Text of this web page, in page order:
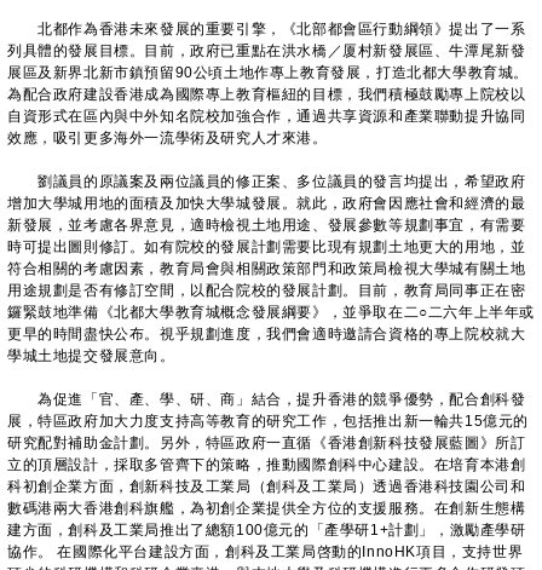
北都作為香港未來發展的重要引擎，《北部都會區行動綱領》提出了一系
列具體的發展目標。目前，政府已重點在洪水橋／厦村新發展區、牛潭尾新發
展區及新界北新市鎮預留90公頃土地作專上教育發展，打造北都大學教育城。
為配合政府建設香港成為國際專上教育樞紐的目標，我們積極鼓勵專上院校以
自資形式在區內與中外知名院校加強合作，通過共享資源和產業聯動提升協同
效應，吸引更多海外一流學術及研究人才來港。
劉議員的原議案及兩位議員的修正案、多位議員的發言均提出，希望政府
增加大學城用地的面積及加快大學城發展。就此，政府會因應社會和經濟的最
新發展，並考慮各界意見，適時檢視土地用途、發展參數等規劃事宜，有需要
時可提出圖則修訂。如有院校的發展計劃需要比現有規劃土地更大的用地，並
符合相關的考慮因素，教育局會與相關政策部門和政策局檢視大學城有關土地
用途規劃是否有修訂空間，以配合院校的發展計劃。目前，教育局同事正在密
鑼緊鼓地準備《北都大學教育城概念發展綱要》，並爭取在二○二六年上半年或
更早的時間盡快公布。視乎規劃進度，我們會適時邀請合資格的專上院校就大
學城土地提交發展意向。
為促進「官、產、學、研、商」結合，提升香港的競爭優勢，配合創科發
展，特區政府加大力度支持高等教育的研究工作，包括推出新一輪共15億元的
研究配對補助金計劃。另外，特區政府一直循《香港創新科技發展藍圖》所訂
立的頂層設計，採取多管齊下的策略，推動國際創科中心建設。在培育本港創
科初創企業方面，創新科技及工業局（創科及工業局）透過香港科技園公司和
數碼港兩大香港創科旗艦，為初創企業提供全方位的支援服務。在創新生態構
建方面，創科及工業局推出了總額100億元的「產學研1+計劃」，激勵產學研
協作。 在國際化平台建設方面，創科及工業局啓動的InnoHK項目，支持世界